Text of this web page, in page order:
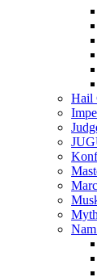
Hail
Nam